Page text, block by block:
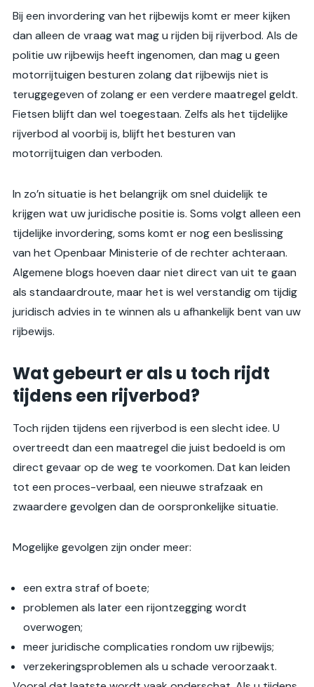
Bij een invordering van het rijbewijs komt er meer kijken
dan alleen de vraag wat mag u rijden bij rijverbod. Als de
politie uw rijbewijs heeft ingenomen, dan mag u geen
motorrijtuigen besturen zolang dat rijbewijs niet is
teruggegeven of zolang er een verdere maatregel geldt.
Fietsen blijft dan wel toegestaan. Zelfs als het tijdelijke
rijverbod al voorbij is, blijft het besturen van
motorrijtuigen dan verboden.
In zo’n situatie is het belangrijk om snel duidelijk te
krijgen wat uw juridische positie is. Soms volgt alleen een
tijdelijke invordering, soms komt er nog een beslissing
van het Openbaar Ministerie of de rechter achteraan.
Algemene blogs hoeven daar niet direct van uit te gaan
als standaardroute, maar het is wel verstandig om tijdig
juridisch advies in te winnen als u afhankelijk bent van uw
rijbewijs.
Wat gebeurt er als u toch rijdt
tijdens een rijverbod?
Toch rijden tijdens een rijverbod is een slecht idee. U
overtreedt dan een maatregel die juist bedoeld is om
direct gevaar op de weg te voorkomen. Dat kan leiden
tot een proces-verbaal, een nieuwe strafzaak en
zwaardere gevolgen dan de oorspronkelijke situatie.
Mogelijke gevolgen zijn onder meer:
een extra straf of boete;
problemen als later een rijontzegging wordt
overwogen;
meer juridische complicaties rondom uw rijbewijs;
verzekeringsproblemen als u schade veroorzaakt.